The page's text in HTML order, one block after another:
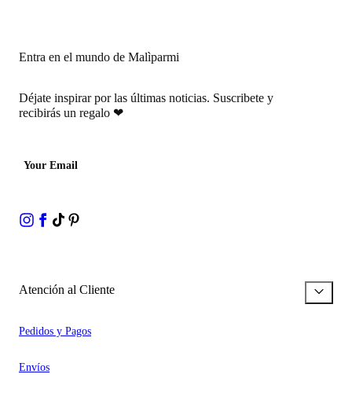
Entra en el mundo de Malìparmi
Déjate inspirar por las últimas noticias. Suscribete y
recibirás un regalo ❤
Your Email
Atención al Cliente
Pedidos y Pagos
Envíos